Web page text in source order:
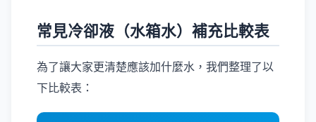
常見冷卻液（水箱水）補充比較表
為了讓大家更清楚應該加什麼水，我們整理了以
下比較表：